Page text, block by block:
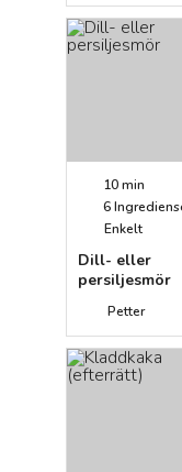
10 min
6
Enkelt
Dill- eller
persiljesmör
Petter